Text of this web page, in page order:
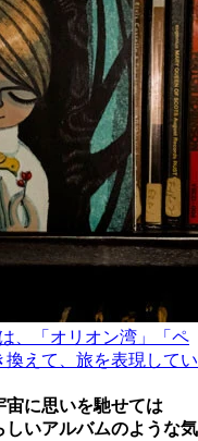
、「オリオン湾」「ペ
えて、旅を表現してい
に思いを馳せては
しいアルバムのような気